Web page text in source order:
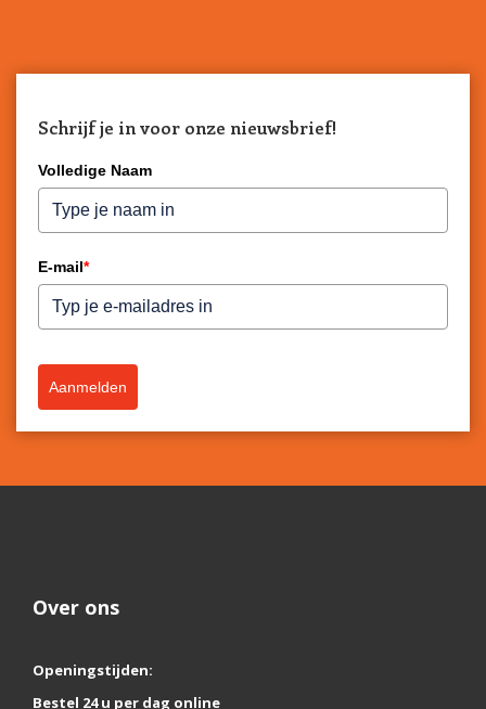
Schrijf je in voor onze nieuwsbrief!
Volledige Naam
E-mail*
Aanmelden
Over ons
Openingstijden:
Bestel 24 u per dag online